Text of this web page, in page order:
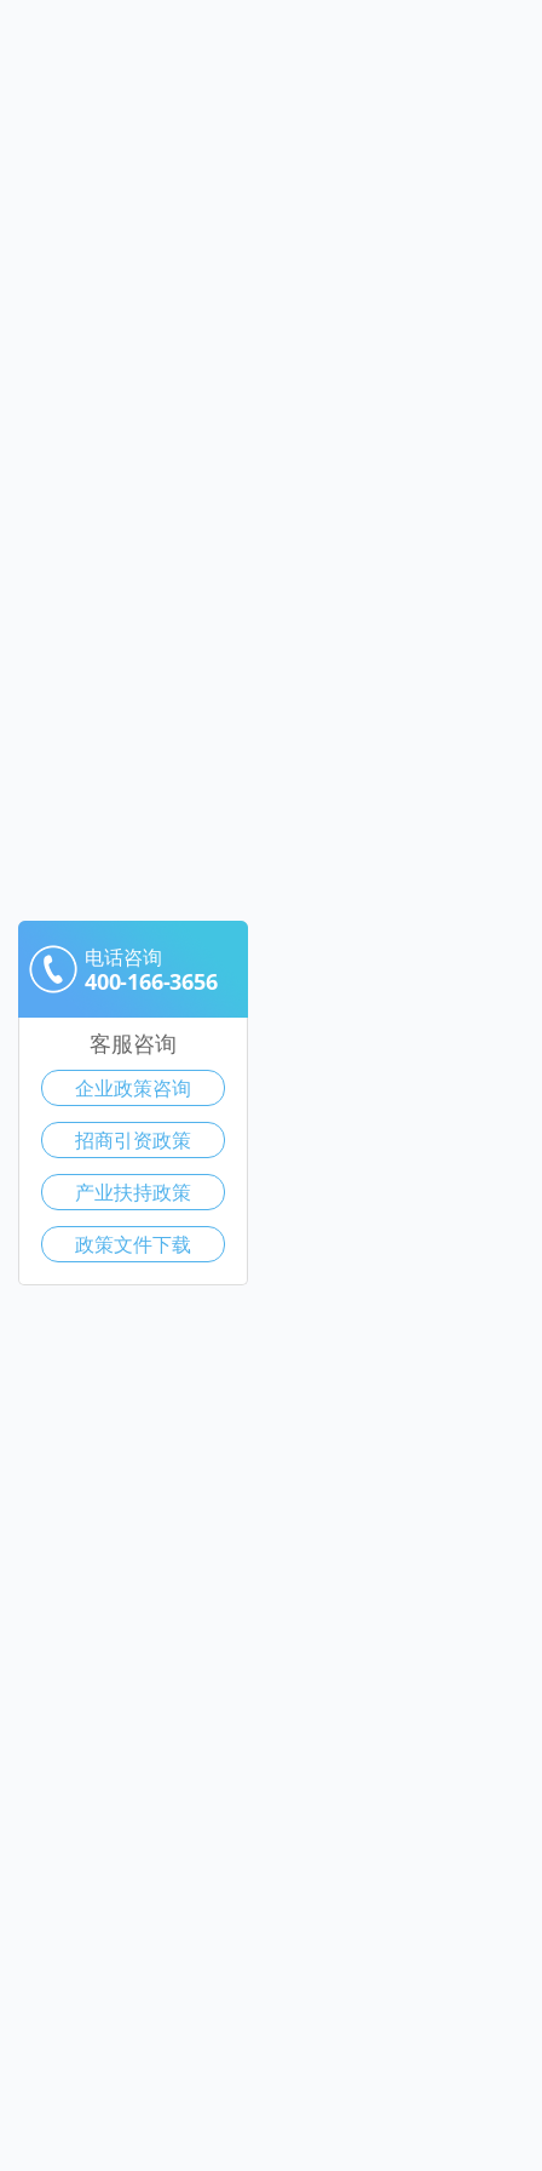
电话咨询
400-166-3656
客服咨询
企业政策咨询
招商引资政策
产业扶持政策
政策文件下载